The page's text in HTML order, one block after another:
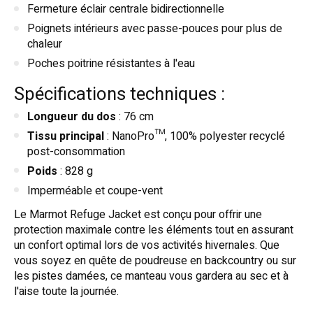
Fermeture éclair centrale bidirectionnelle
Poignets intérieurs avec passe-pouces pour plus de
chaleur
Poches poitrine résistantes à l'eau
Spécifications techniques :
Longueur du dos : 76 cm
Tissu principal: NanoPro™, 100% polyester recyclé
post-consommation
Poids : 828 g
Imperméable et coupe-vent
Le Marmot Refuge Jacket est conçu pour offrir une
protection maximale contre les éléments tout en assurant
un confort optimal lors de vos activités hivernales. Que
vous soyez en quête de poudreuse en backcountry ou sur
les pistes damées, ce manteau vous gardera au sec et à
l'aise toute la journée.